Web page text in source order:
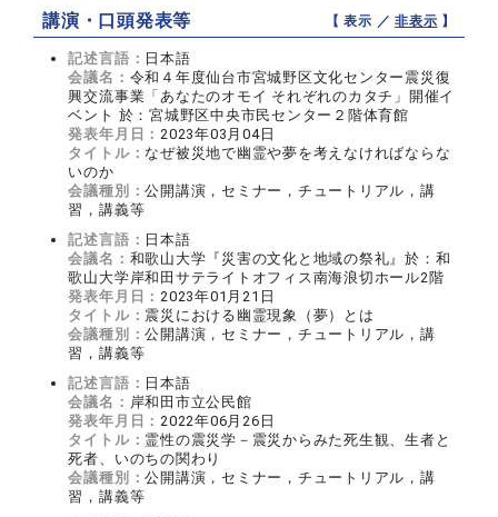
講演・口頭発表等 【 表示 ／非表示 】
記述言語： 日本語
会議名： 令和４年度仙台市宮城野区文化センター震災復
興交流事業「あなたのオモイ それぞれのカタチ」開催イ
ベント 於：宮城野区中央市民センター２階体育館
発表年月日：2023年03月04日
タイトル： なぜ被災地で幽霊や夢を考えなければならな
いのか
会議種別：公開講演，セミナー，チュートリアル，講
習，講義等
記述言語： 日本語
会議名： 和歌山大学『災害の文化と地域の祭礼』於：和
歌山大学岸和田サテライトオフィス南海浪切ホール2階
発表年月日：2023年01月21日
タイトル： 震災における幽霊現象（夢）とは
会議種別：公開講演，セミナー，チュートリアル，講
習，講義等
記述言語： 日本語
会議名： 岸和田市立公民館
発表年月日：2022年06月26日
タイトル： 霊性の震災学－震災からみた死生観、生者と
死者、いのちの関わり
会議種別：公開講演，セミナー，チュートリアル，講
習，講義等